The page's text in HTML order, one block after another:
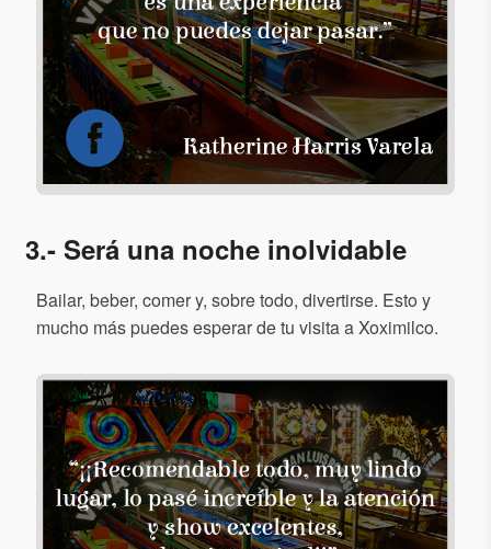
3.- Será una noche inolvidable
Bailar, beber, comer y, sobre todo, divertirse. Esto y
mucho más puedes esperar de tu visita a Xoximilco.